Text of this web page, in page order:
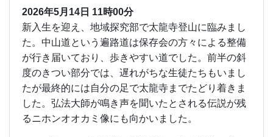
2026年5月14日 11時00分
新入生を迎え、地域探究部で太龍寺登山に臨みまし
た。中山道という遍路道は保存会の方々による整備
が行き届いており、歩きやすい道でした。前半の斜
度のきつい部分では、遅れがちな生徒たちもいまし
たが最終的には自分の足で太龍寺までたどり着きま
した。 弘法大師が鳴き声を聞いたとされる伝説が残
るニホンオオカミ像にも向かいました。